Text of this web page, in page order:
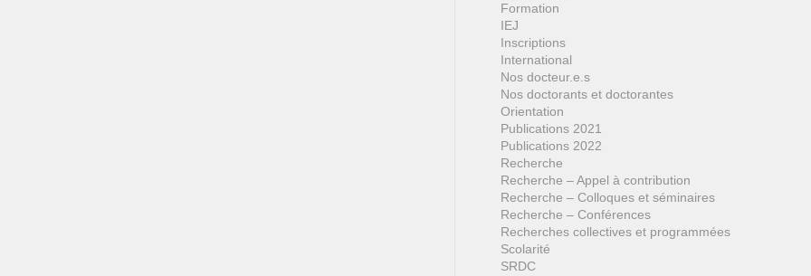
Formation
IEJ
Inscriptions
International
Nos docteur.e.s
Nos doctorants et doctorantes
Orientation
Publications 2021
Publications 2022
Recherche
Recherche – Appel à contribution
Recherche – Colloques et séminaires
Recherche – Conférences
Recherches collectives et programmées
Scolarité
SRDC